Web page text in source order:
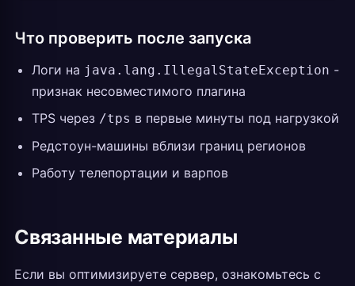
Что проверить после запуска
Логи на java.lang.IllegalStateException -
признак несовместимого плагина
TPS через /tps в первые минуты под нагрузкой
Редстоун-машины вблизи границ регионов
Работу телепортации и варпов
Связанные материалы
Если вы оптимизируете сервер, ознакомьтесь с